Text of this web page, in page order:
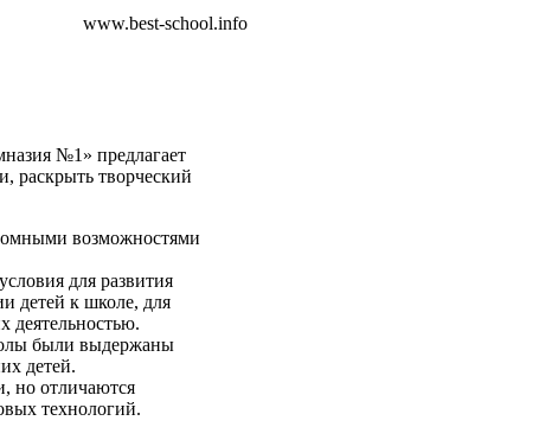
www.best-school.info
№1» предлагает
раскрыть творческий
возможностями
для развития
детей к школе, для
деятельностью.
были выдержаны
детей.
но отличаются
технологий.